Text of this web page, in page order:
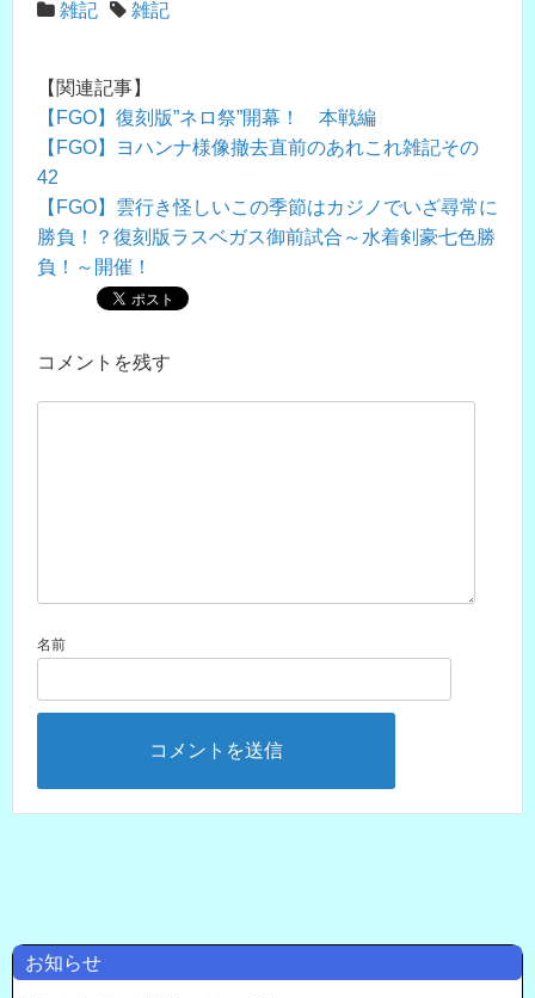
雑記 雑記
【関連記事】
【FGO】復刻版”ネロ祭”開幕！ 本戦編
【FGO】ヨハンナ様像撤去直前のあれこれ雑記その
42
【FGO】雲行き怪しいこの季節はカジノでいざ尋常に
勝負！？復刻版ラスベガス御前試合～水着剣豪七色勝
負！～開催！
コメントを残す
名前
お知らせ